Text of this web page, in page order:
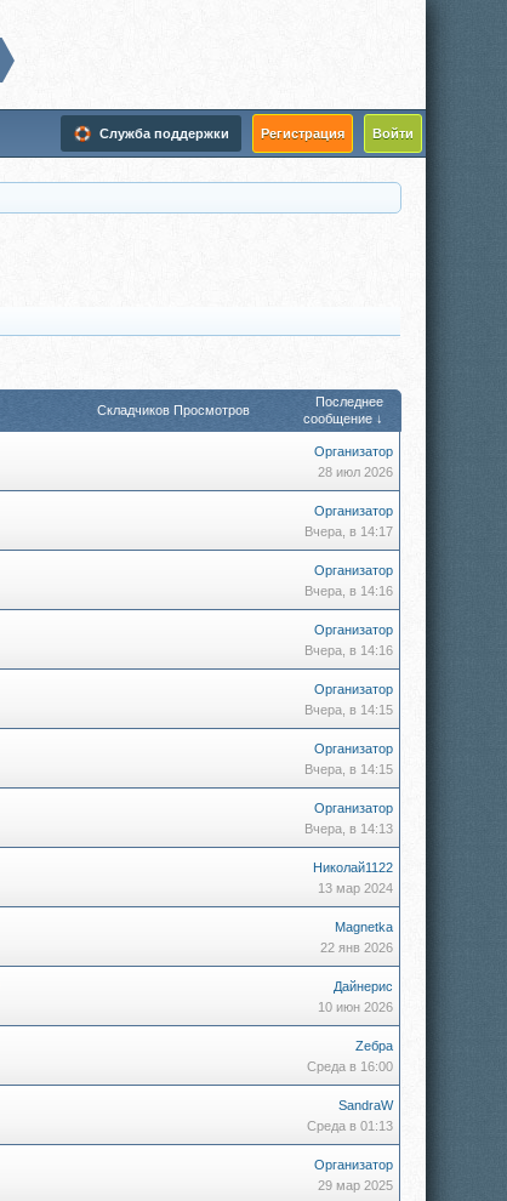
Регистрация Войти
Служба поддержки
Складчиков Просмотров
Последнее
сообщение ↓
Организатор
28 июл 2026
Организатор
Вчера, в 14:17
Организатор
Вчера, в 14:16
Организатор
Вчера, в 14:16
Организатор
Вчера, в 14:15
Организатор
Вчера, в 14:15
Организатор
Вчера, в 14:13
Николай1122
13 мар 2024
Magnetka
22 янв 2026
Дайнерис
10 июн 2026
Zебра
Среда в 16:00
SandraW
Среда в 01:13
Организатор
29 мар 2025